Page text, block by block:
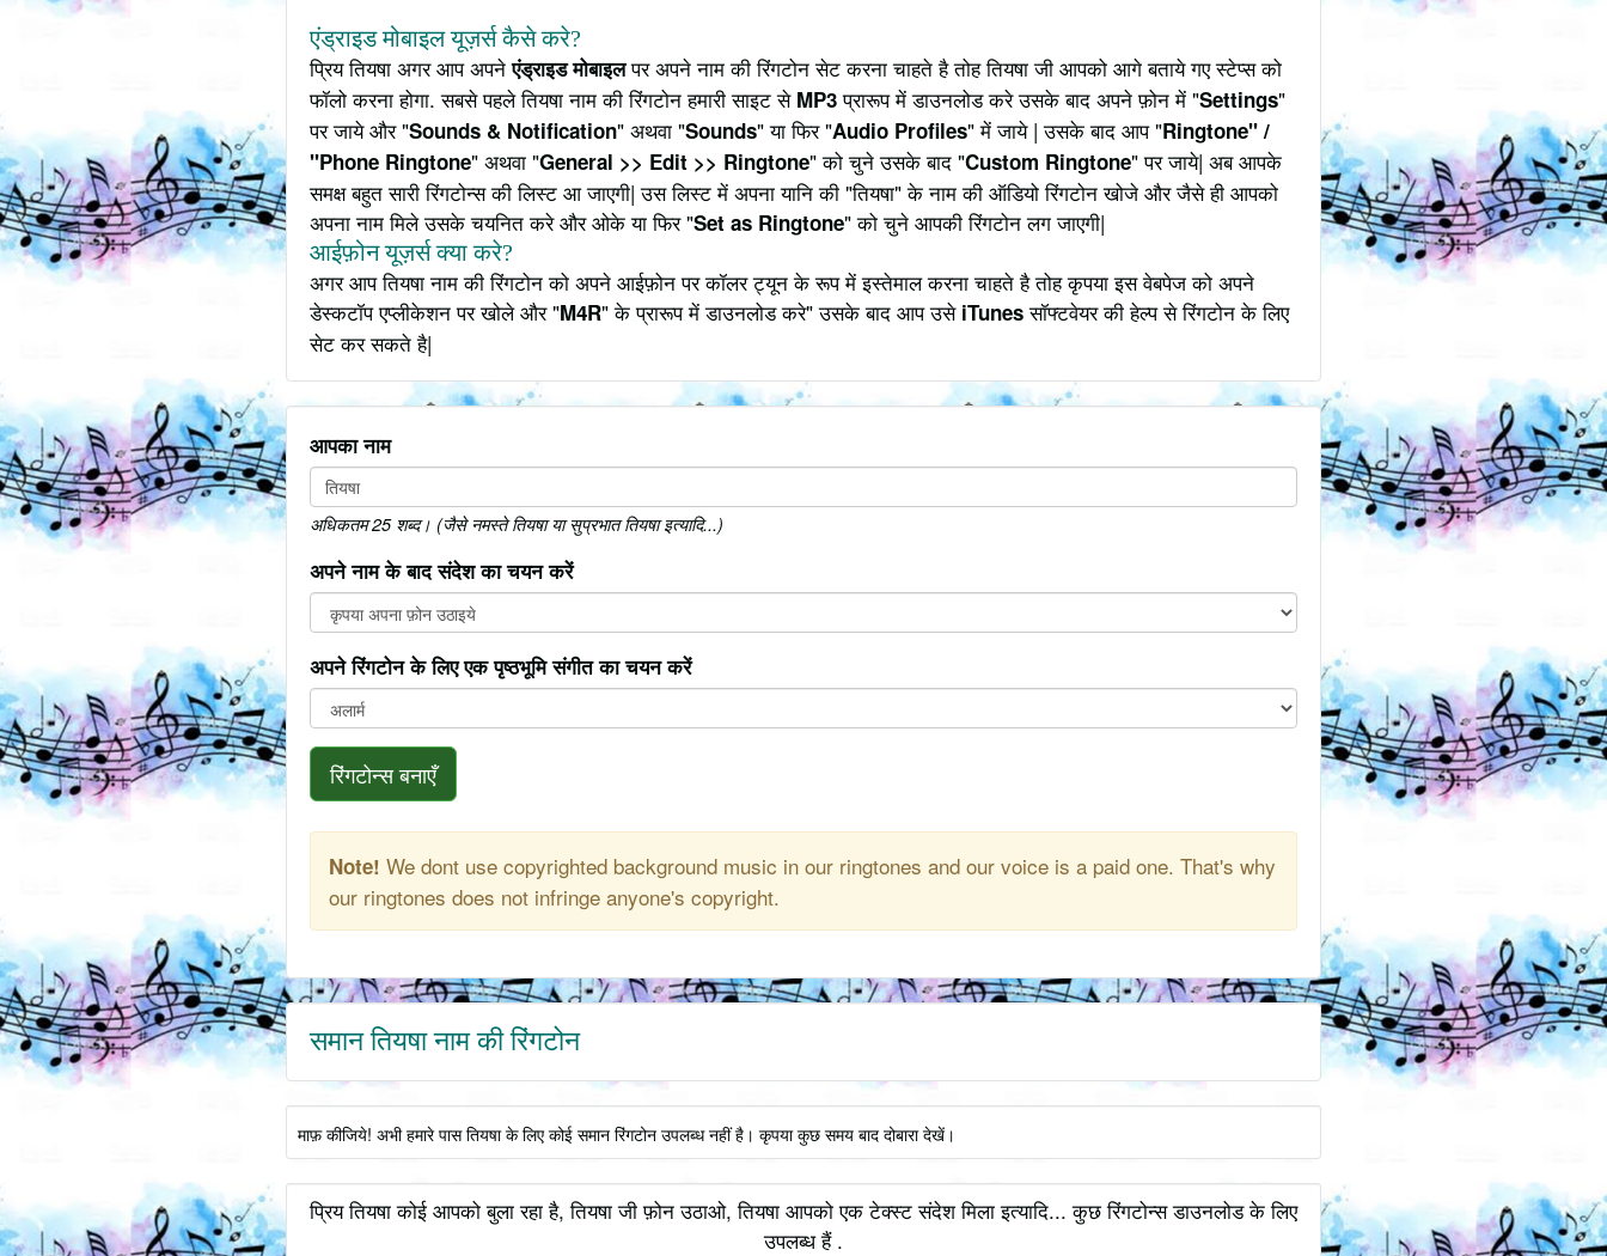
एंड्राइड मोबाइल यूज़र्स कैसे करे?
प्रिय तियषा अगर आप अपनेएंड्राइड मोबाइलपर अपने नाम की रिंगटोन सेट करना चाहते है तोह तियषा जी आपको आगे बताये गए स्टेप्स को
फॉलो करना होगा. सबसे पहले तियषा नाम की रिंगटोन हमारी साइट से MP3प्रारूप में डाउनलोड करे उसके बाद अपने फ़ोन में "Settings"
पर जाये और "Sounds & Notification" अथवा "Sounds" या फिर "Audio Profiles" में जाये | उसके बाद आप "Ringtone" /
"Phone Ringtone" अथवा "General >> Edit >> Ringtone" को चुने उसके बाद "Custom Ringtone" पर जाये| अब आपके
समक्ष बहुत सारी रिंगटोन्स की लिस्ट आ जाएगी| उस लिस्ट में अपना यानि की "तियषा" के नाम की ऑडियो रिंगटोन खोजे और जैसे ही आपको
अपना नाम मिले उसके चयनित करे और ओके या फिर "Set as Ringtone" को चुने आपकी रिंगटोन लग जाएगी|
आईफ़ोन यूज़र्स क्या करे?
अगर आप तियषा नाम की रिंगटोन को अपने आईफ़ोन पर कॉलर ट्यून के रूप में इस्तेमाल करना चाहते है तोह कृपया इस वेबपेज को अपने
डेस्कटॉप एप्लीकेशन पर खोले और "M4R" के प्रारूप में डाउनलोड करे" उसके बाद आप उसे iTunesसॉफ्टवेयर की हेल्प से रिंगटोन के लिए
सेट कर सकते है|
आपका नाम
अधिकतम 25 शब्द। (जैसे नमस्ते तियषा या सुप्रभात तियषा इत्यादि...)
अपने नाम के बाद संदेश का चयन करें
अपने रिंगटोन के लिए एक पृष्ठभूमि संगीत का चयन करें
रिंगटोन्स बनाएँ
Note! We dont use copyrighted background music in our ringtones and our voice is a paid one. That's why
our ringtones does not infringe anyone's copyright.
समान तियषा नाम की रिंगटोन
माफ़ कीजिये! अभी हमारे पास तियषा के लिए कोई समान रिंगटोन उपलब्ध नहीं है। कृपया कुछ समय बाद दोबारा देखें।
प्रिय तियषा कोई आपको बुला रहा है, तियषा जी फ़ोन उठाओ, तियषा आपको एक टेक्स्ट संदेश मिला इत्यादि... कुछ रिंगटोन्स डाउनलोड के लिए
उपलब्ध हैं .